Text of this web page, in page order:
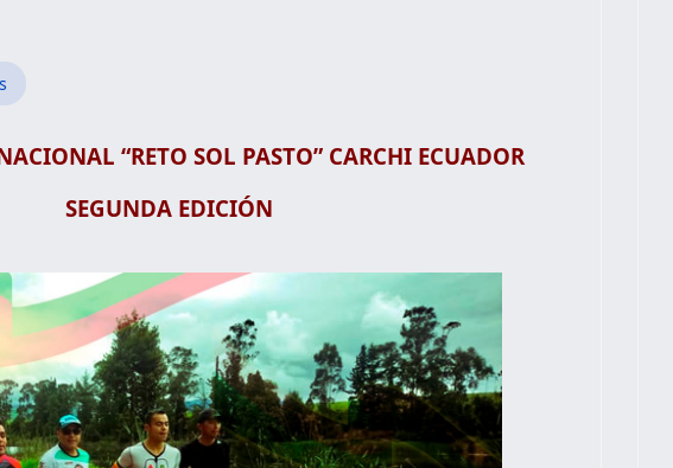
“RETO SOL PASTO” CARCHI ECUADOR
SEGUNDA EDICIÓN